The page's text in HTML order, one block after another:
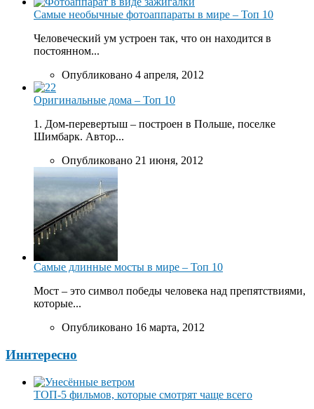
Самые необычные фотоаппараты в мире – Топ 10
Человеческий ум устроен так, что он находится в
постоянном...
Опубликовано 4 апреля, 2012
Оригинальные дома – Топ 10
1. Дом-перевертыш – построен в Польше, поселке
Шимбарк. Автор...
Опубликовано 21 июня, 2012
Самые длинные мосты в мире – Топ 10
Мост – это символ победы человека над препятствиями,
которые...
Опубликовано 16 марта, 2012
Иннтересно
ТОП-5 фильмов, которые смотрят чаще всего